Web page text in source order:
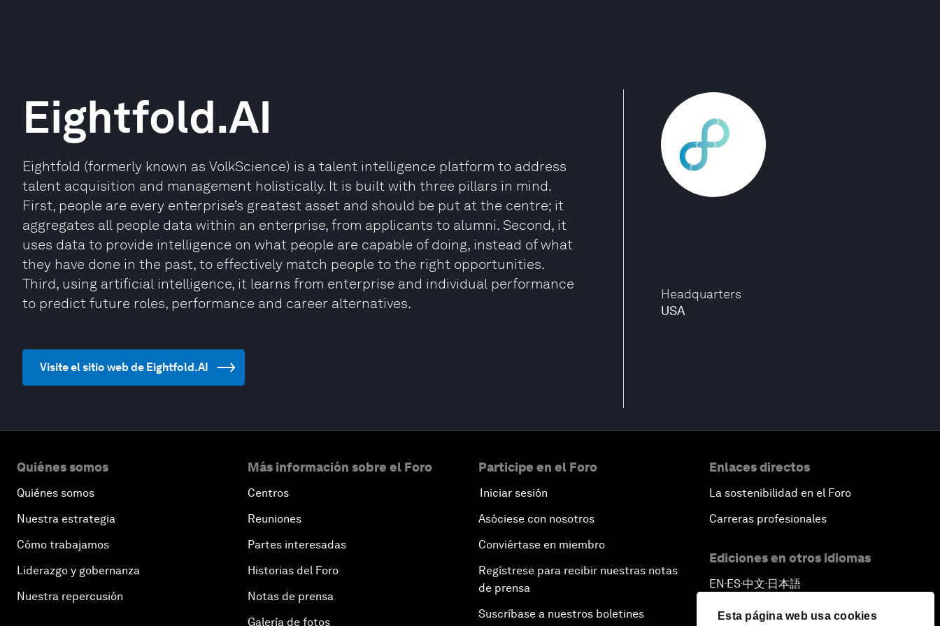
Esta página web usa cookies
Headquarters
USA
Eightfold.AI
Eightfold (formerly known as VolkScience) is a talent intelligence platform to address
talent acquisition and management holistically. It is built with three pillars in mind.
First, people are every enterprise’s greatest asset and should be put at the centre; it
aggregates all people data within an enterprise, from applicants to alumni. Second, it
uses data to provide intelligence on what people are capable of doing, instead of what
they have done in the past, to effectively match people to the right opportunities.
Third, using artificial intelligence, it learns from enterprise and individual performance
to predict future roles, performance and career alternatives.
Visite el sitio web de Eightfold.AI
Quiénes somos
Quiénes somos
Nuestra estrategia
Cómo trabajamos
Liderazgo y gobernanza
Nuestra repercusión
Más información sobre el Foro
Centros
Reuniones
Partes interesadas
Historias del Foro
Notas de prensa
Galería de fotos
Participe en el Foro
Iniciar sesión
Asóciese con nosotros
Conviértase en miembro
Regístrese para recibir nuestras notas
de prensa
Suscríbase a nuestros boletines
Enlaces directos
La sostenibilidad en el Foro
Carreras profesionales
Ediciones en otros idiomas
EN ▪ES▪中文▪ 日本語